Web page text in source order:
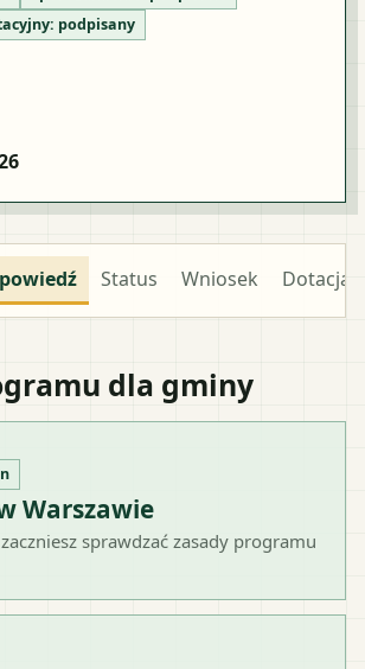
podpisany
Status Wniosek Dotacja
dla gminy
Warszawie
sprawdzać zasady programu